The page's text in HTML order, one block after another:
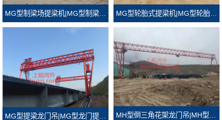
MH型倒三角花架龙门吊|MH型倒三角门式起重机